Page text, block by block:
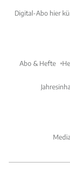
Digital-Abo hier
Abo & Hefte